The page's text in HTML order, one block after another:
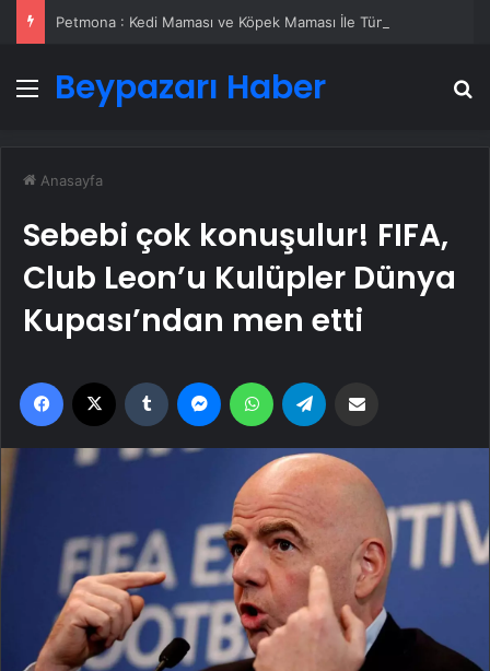
Menü
Beypazarı Haber
Anasayfa
Sebebi çok konuşulur! FIFA,
Club Leon’u Kulüpler Dünya
Kupası’ndan men etti
Facebook Tumblr MessengerWhatsApp